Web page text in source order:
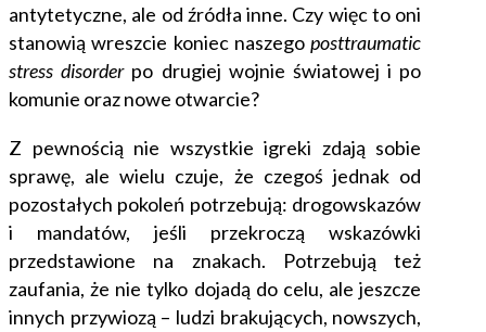
antytetyczne, ale od źródła inne. Czy więc to oni
stanowią wreszcie koniec naszegoposttraumatic
stress disorder po drugiej wojnie światowej i po
komunie oraz nowe otwarcie?
Z pewnością nie wszystkie igreki zdają sobie
sprawę, ale wielu czuje, że czegoś jednak od
pozostałych pokoleń potrzebują: drogowskazów
i mandatów, jeśli przekroczą wskazówki
przedstawione na znakach. Potrzebują też
zaufania, że nie tylko dojadą do celu, ale jeszcze
innych przywiozą – ludzi brakujących, nowszych,